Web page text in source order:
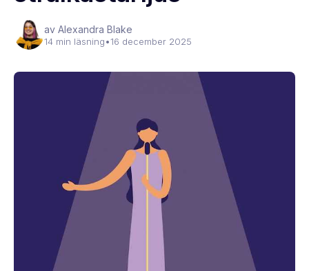
av Alexandra Blake
14 min läsning•16 december 2025